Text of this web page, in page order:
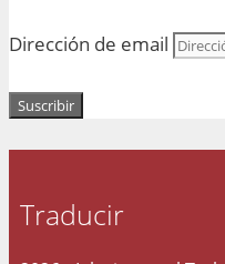
Dirección de email
Suscribir
Traducir